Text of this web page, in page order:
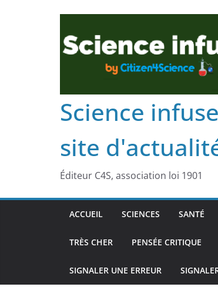
Science
site
Éditeur C4S, association loi 1901
ACCUEIL SCIENCES SANTÉ
TRÈS CHER PENSÉE CRITIQUE
SIGNALER UNE ERREUR